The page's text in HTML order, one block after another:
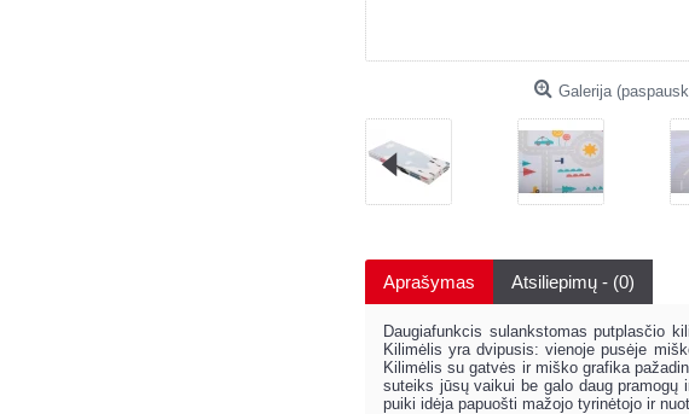
Galerija
Aprašymas Atsiliepimų - (0)
Daugiafunkcis sulankstomas putplasčio
Kilimėlis yra dvipusis: vienoje pusėje
Kilimėlis su gatvės ir miško grafika
suteiks jūsų vaikui be galo daug
puiki idėja papuošti mažojo tyrinėtojo ir